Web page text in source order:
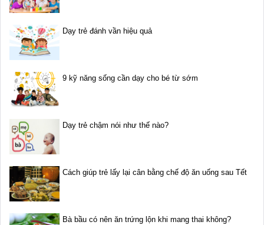
Dạy trẻ đánh vần hiệu quả
9 kỹ năng sống cần dạy cho bé từ sớm
Dạy trẻ chậm nói như thế nào?
Cách giúp trẻ lấy lại cân bằng chế độ ăn uống sau Tết
Bà bầu có nên ăn trứng lộn khi mang thai không?